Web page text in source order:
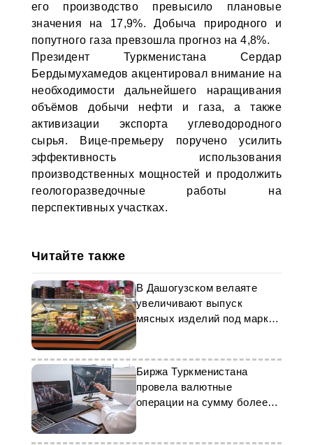
его производство превысило плановые
значения на 17,9%. Добыча природного и
попутного газа превзошла прогноз на 4,8%.
Президент Туркменистана Сердар
Бердымухамедов акцентировал внимание на
необходимости дальнейшего наращивания
объёмов добычи нефти и газа, а также
активизации экспорта углеводородного
сырья. Вице-премьеру поручено усилить
эффективность использования
производственных мощностей и продолжить
геологоразведочные работы на
перспективных участках.
Читайте также
В Дашогузском велаяте
увеличивают выпуск
мясных изделий под маркой
«Dik-aý»
Биржа Туркменистана
провела валютные
операции на сумму более
$25 млн